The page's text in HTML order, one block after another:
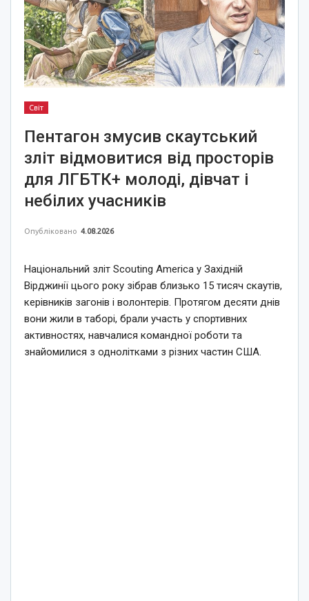
Світ
Пентагон змусив скаутський
зліт відмовитися від просторів
для ЛГБТК+ молоді, дівчат і
небілих учасників
Опубліковано 4.08.2026
Національний зліт Scouting America у Західній
Вірджинії цього року зібрав близько 15 тисяч скаутів,
керівників загонів і волонтерів. Протягом десяти днів
вони жили в таборі, брали участь у спортивних
активностях, навчалися командної роботи та
знайомилися з однолітками з різних частин США.